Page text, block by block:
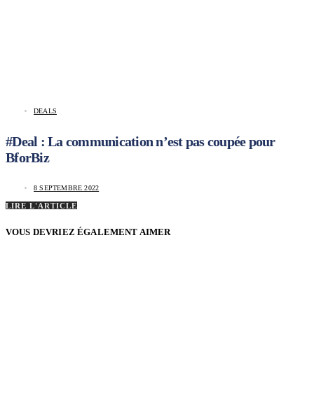
DEALS
#Deal : La communication n’est pas coupée pour
BforBiz
8 SEPTEMBRE 2022
LIRE L'ARTICLE
VOUS DEVRIEZ ÉGALEMENT AIMER